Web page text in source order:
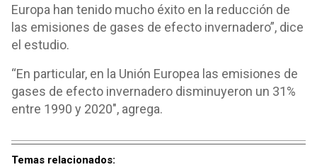
Europa han tenido mucho éxito en la reducción de
las emisiones de gases de efecto invernadero”, dice
el estudio.
“En particular, en la Unión Europea las emisiones de
gases de efecto invernadero disminuyeron un 31%
entre 1990 y 2020″, agrega.
Temas relacionados: